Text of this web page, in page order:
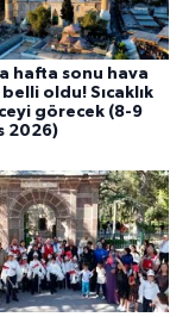
hafta sonu hava
oldu! Sıcaklık
görecek (8-9
2026)